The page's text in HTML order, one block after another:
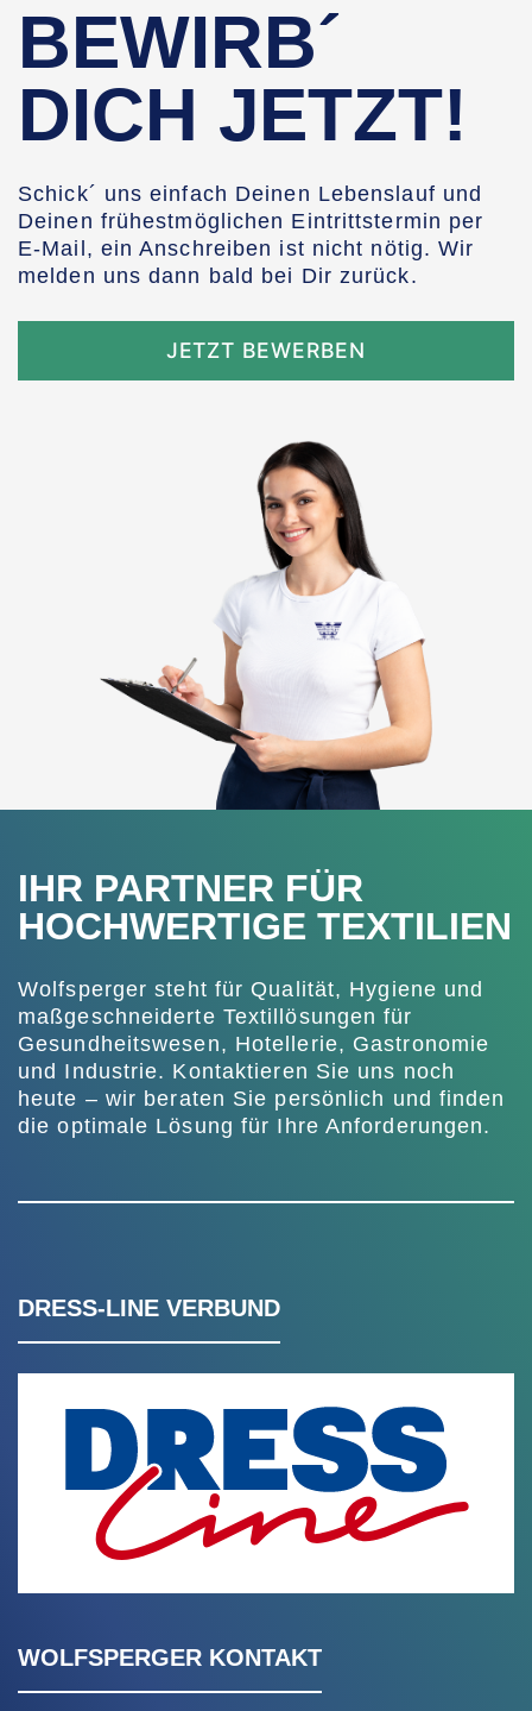
BEWIRB´
DICH JETZT!
Schick´ uns einfach Deinen Lebenslauf und
Deinen frühestmöglichen Eintrittstermin per
E-Mail, ein Anschreiben ist nicht nötig. Wir
melden uns dann bald bei Dir zurück.
JETZT BEWERBEN
IHR PARTNER FÜR
HOCHWERTIGE TEXTILIEN
Wolfsperger steht für Qualität, Hygiene und
maßgeschneiderte Textillösungen für
Gesundheitswesen, Hotellerie, Gastronomie
und Industrie. Kontaktieren Sie uns noch
heute – wir beraten Sie persönlich und finden
die optimale Lösung für Ihre Anforderungen.
DRESS-LINE VERBUND
WOLFSPERGER KONTAKT